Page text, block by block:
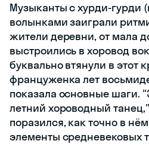
Музыканты с хурди-гурди
волынками заиграли
жители деревни, от мала
выстроились в хоровод
буквально втянули в этот
француженка лет
показала основные шаги.
летний хороводный
поразился, как точно в
элементы средневековых